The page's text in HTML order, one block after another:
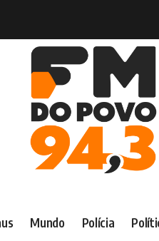
Mundo Polícia